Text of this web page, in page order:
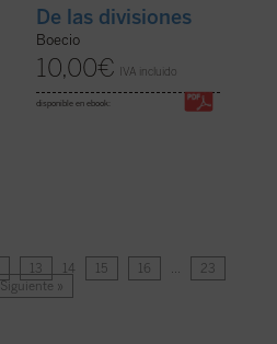
De las divisiones
Boecio
10,00€ IVA incluido
disponible en ebook:
13 14 15 16 …
23
Siguiente »